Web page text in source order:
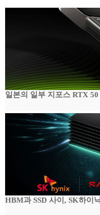
일본의 일부 지포스 RTX
HBM과 SSD 사이, SK하이